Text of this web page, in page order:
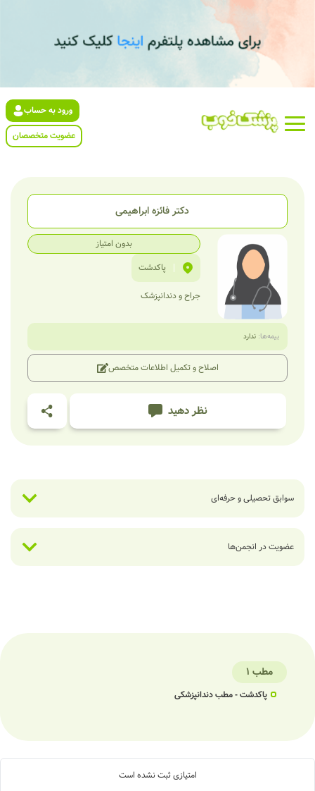
ورود به حساب
عضویت متخصصان
دکتر فائزه ابراهیمی
بدون امتیاز
| پاکدشت
جراح و دندانپزشک
بیمه‌ها: ندارد
اصلاح و تکمیل اطلاعات متخصص
نظر دهید
سوابق تحصیلی و حرفه‌ای
عضویت در انجمن‌ها
مطب 1
پاکدشت - مطب دندانپزشکی
امتیازی ثبت نشده است